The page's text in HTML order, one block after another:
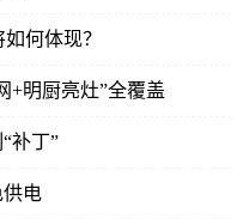
何体现？
+明厨亮灶”全覆盖
补丁”
电